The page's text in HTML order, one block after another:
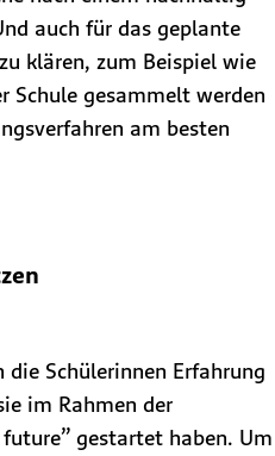
auch für das geplante
klären, zum Beispiel wie
Schule gesammelt werden
am besten
Schülerinnen Erfahrung
im Rahmen der
gestartet haben. Um